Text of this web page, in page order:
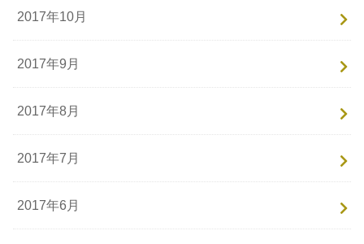
2017年10月
2017年9月
2017年8月
2017年7月
2017年6月